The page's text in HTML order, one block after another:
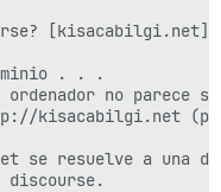
. . .
ordenador no
http://kisacabilgi.net
se resuelve a una
discourse.